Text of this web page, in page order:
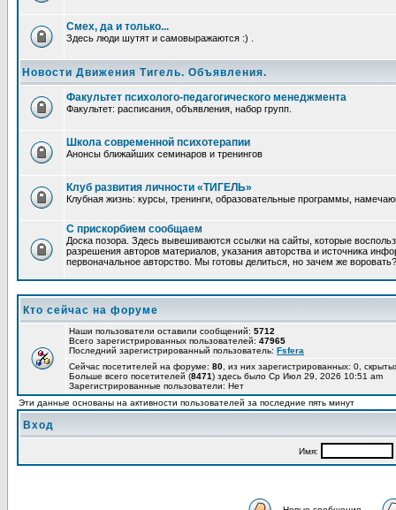
Смех, да и только...
Здесь люди шутят и самовыражаются :) .
Новости Движения Тигель. Объявления.
Факультет психолого-педагогического менеджмента
Факультет: расписания, объявления, набор групп.
Школа современной психотерапии
Анонсы ближайших семинаров и тренингов
Клуб развития личности «ТИГЕЛЬ»
Клубная жизнь: курсы, тренинги, образовательные программы,
С прискорбием сообщаем
Доска позора. Здесь вывешиваются ссылки на сайты, которые
разрешения авторов материалов, указания авторства и источника
первоначальное авторство. Мы готовы делиться, но зачем же воровать?
Кто сейчас на форуме
Наши пользователи оставили сообщений: 5712
Всего зарегистрированных пользователей: 47965
Последний зарегистрированный пользователь: Fsfera
Сейчас посетителей на форуме: 80 , из них зарегистрированных: 0,
Больше всего посетителей (8471) здесь было Ср Июл 29, 2026 10:51 am
Зарегистрированные пользователи: Нет
Эти данные основаны на активности пользователей за последние пять минут
Вход
Имя: